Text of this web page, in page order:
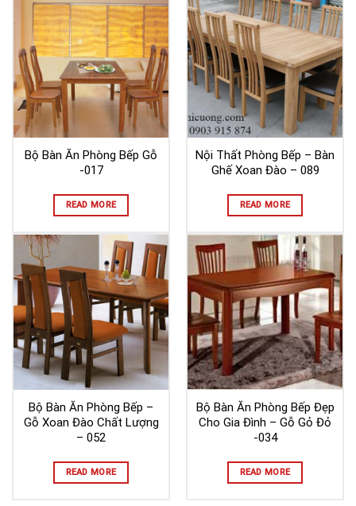
Bộ Bàn Ăn Phòng Bếp Gỗ
-017
READ MORE
Nội Thất Phòng Bếp – Bàn
Ghế Xoan Đào – 089
READ MORE
Bộ Bàn Ăn Phòng Bếp –
Gỗ Xoan Đào Chất Lượng
– 052
READ MORE
Bộ Bàn Ăn Phòng Bếp Đẹp
Cho Gia Đình – Gỗ Gỏ Đỏ
-034
READ MORE